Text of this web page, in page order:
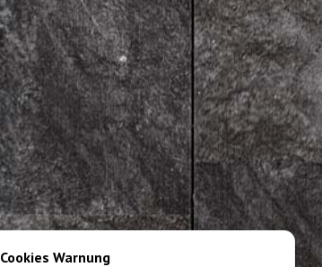
Cookies Warnung